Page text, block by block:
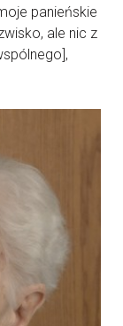
panieńskie
ale nic z